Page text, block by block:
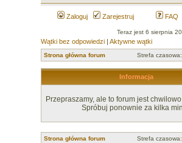
Zaloguj Zarejestruj FAQ
Teraz jest 6 sierpnia
Wątki bez odpowiedzi |Aktywne wątki
Strona główna forum Strefa
Informacja
Przepraszamy, ale to forum jest
Spróbuj ponownie za kilka
Strona główna forum Strefa